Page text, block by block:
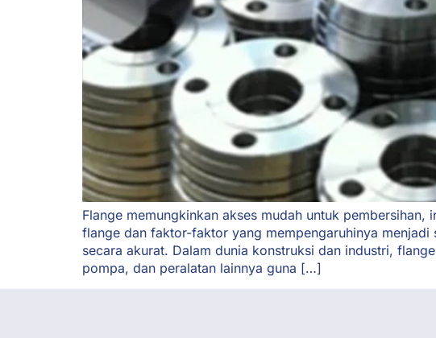
Flange memungkinkan akses mudah untuk
flange dan faktor-faktor yang mempengaruhinya
secara akurat. Dalam dunia konstruksi dan industri,
pompa, dan peralatan lainnya guna […]